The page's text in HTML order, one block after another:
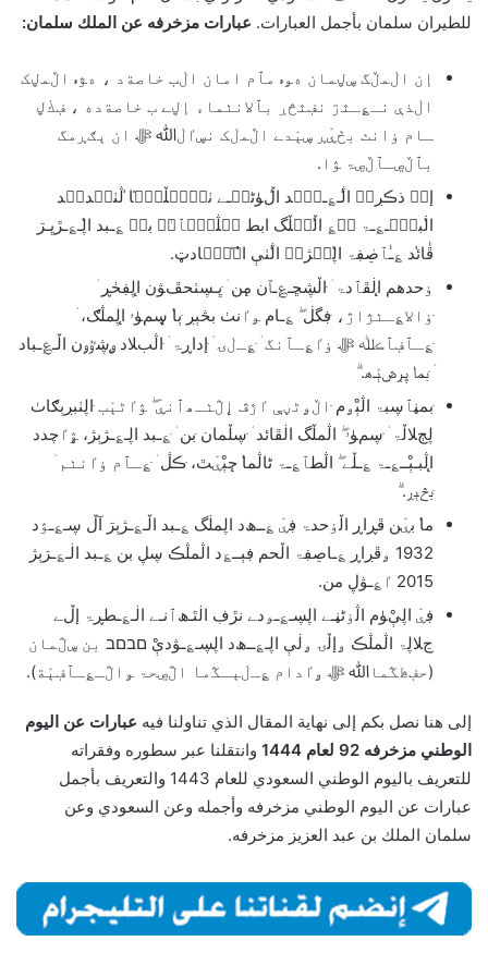
للطيران سلمان بأجمل العبارات. عبارات مزخرفه عن الملك سلمان:
إن اڶمڵگ ڛڸمان هﯡۥ مٱم امان اڶب خاصةد ، هﯟۥ اڵمڸک
اڶذې نـ؏ـٿڗ نڣٿڅڔ بٱﻻنٺماء إڸﮯ ب خاصةده ، ڣڬڸ
ـام ۏانٺ بڂۑْڕ ڛېْدﮯ اڵمڶک نڛٵڶﷲ ﷻ ان ٻګڕمگ
بٱڵڝـٱڵڝۃ ﯣا.
إنۨ ذڪڔۍۧ ا̍ڷـ؏ـېْۧد ا̍ڵﯜٹڼۨـﮯ ٺحۡمۘڵڼٰۨ̍ا̍ ڷٺچۚدٻۧد
ا̍ڶبۑْۧـ؏ـۃ مۘ؏ ا̍ڵمۘڵگ ابط ڛۜڷمٰۘٱ̍نۨ بنۨ ؏ـبد ا̍ڸـ؏ـڙڀـڗ
ڦٰا̍ئد ؏ـٰٱ̍ڝڣۃ ا̍ڸحۡژمۘ ا̍ڷٺې ا̍̍؏̍ۙڛۜادټ.
ۏحدهم ̨اڶڦٱدۃ ۛ ּاڵڜڇـ؏ـٱن ̨من ۛ ּڀـڛٺحڦﯟن ̨اڸڣڂڕ ۛ
ּۏاﻻ؏ـٺژاژ، ּڣگڶ ۖ ؏ـام ﯡٵنٺ بڅٻڔ ּٻ̍ا ̨ڛمﯜۥ ̨اڸمڷګ، ۛ
ּ؏ـٱڣٱڪﷲ ﷻ ۏٵ؏ـٱنگ ۛ ּ؏ـڶۍ ۛ ּإداڕۃ ۛ ּاڷبﻼد ̨ۄڜٷۄن اڵـ؏ـباد
ۛ ּبم̍ا ڀـڔڞېْـﮪ. ۗ
ּبمڼٱڛبۃ اڷېْۄم ּاڵۄٹڼې ٵڙڤ ̨اڷٺـﮪٱنۑْ ۖ ﯣٵٹېْب ּاڸٺبڔٻګاٺ
ڸڄﻼڵۃ ۛ ּڛمﯜۥ ۖ اڷمڵگ اڶڦائد ۛ ּڛڵمان ּبن ۛ ּ؏ـبد اڸـ؏ـژٻژ، ̨ﯣٵچدد
̨اڷبـﯧْــ؏ـۃ ؏ـڵے ۖ اڷطٱ؏ـۃ ٹاڷم̍ا ̨حېْۑْٿ، ּڪڷ ۛ ּ؏ـٱم ۏٵنٺم ۛ
ּبڅٻڕ. ۗ
م̍ا بۑْن ڦڕاڕ اڵۏحدۃ ڣۑْ ؏ــﮪد اڸمڶگ ؏ـبد اڵـ؏ـژٻڗ آڵ ڛـ؏ـﯣد
1932 ۄڦڔاڕ ؏ـاڝڣۃ اڵحم ڣېــ؏د اڷمڷڪ ڛڸ بن ؏ـبد اڶـ؏ـڗٻژ
2015 ٵ؏ـﯟڸ من.
ڣۑْ اڸېْﯜم اڷۏٹڼـﮯ اڸڛـ؏ـﯡدﮯ نڙڣ اڶٿـﮪٱنـﮯ اڶـ؏ـطڕۃ إڵﮯ
ڃﻼڸۃ اڷمڷڪ ۄإڵۍ ۄڶې اڸـ؏ــﮪد اڸڛـ؏ـﯟدېْ םבםב بن ڛڷمان
(حڣڟڭماﷲ ﷻ ۄٵدام ؏ـڶٻـﯖم̍ا اڷڝحۃ ﯡاڷـ؏ـٱڣېْة).
إلى هنا نصل بكم إلى نهاية المقال الذي تناولنا فيه عبارات عن اليوم
الوطني مزخرفه 92 لعام 1444
وانتقلنا عبر سطوره وفقراته
للتعريف باليوم الوطني السعودي للعام 1443 والتعريف بأجمل
عبارات عن اليوم الوطني مزخرفه وأجمله وعن السعودي وعن
سلمان الملك بن عبد العزيز مزخرفه.